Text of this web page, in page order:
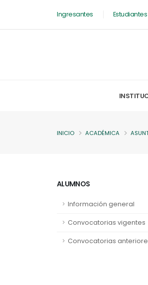
Ingresantes Estudiantes
INICIO ACADÉMICA
ALUMNOS
Información general
Convocatorias vigentes
Convocatorias